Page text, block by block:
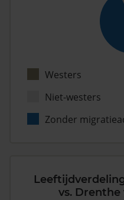
Westers
Niet-westers
Zonder
vs. Drenthe